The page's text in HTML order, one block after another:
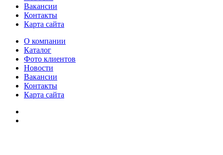
Вакансии
Контакты
Карта сайта
О компании
Каталог
Фото клиентов
Новости
Вакансии
Контакты
Карта сайта